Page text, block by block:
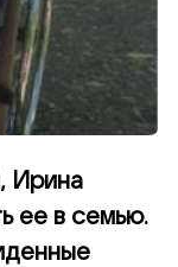
Ирина
ее в семью.